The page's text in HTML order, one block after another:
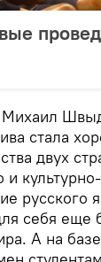
стала
двух
и
русского
себя еще
А на